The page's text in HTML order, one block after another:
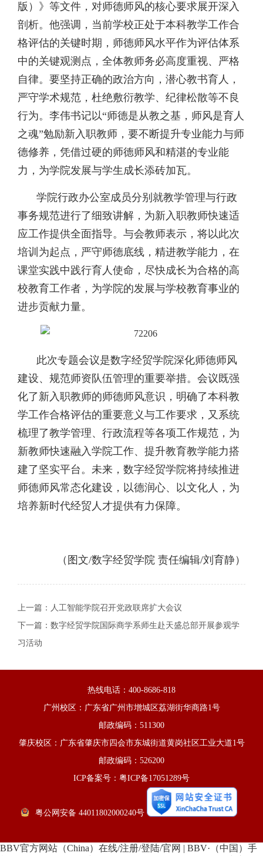
版）》等文件，对师德师风的核心要求展开深入
剖析。他强调，当前学校正处于本科教学工作合
格评估的关键时期，师德师风水平作为评估体系
中的关键观测点，全体教师务必高度重视、严格
自律。要坚持正确的政治方向，潜心教书育人，
严守学术规范，杜绝敷衍教学、纪律松散等不良
行为。李伟书记以“师德是从教之基，师风是育人
之魂”勉励新入职教师，要不断提升专业能力与师
德修养，凭借过硬的师德师风和精湛的专业能
力，为学院发展与学生成长添砖加瓦。
学院行政办公室成员分别就教学管理与行政
事务规范进行了细致讲解，为新入职教师快速适
应工作提供全面指导。与会教师表示，将以此次
培训为起点，严守师德底线，精进教学能力，在
课堂实践中践行育人使命，尽快成长为合格的高
校教育工作者，为学院的发展与学校教育事业的
进步贡献力量。
此次专题会议是数字经贸学院深化师德师风
建设、规范师资队伍管理的重要举措。会议既强
化了新入职教师的师德师风意识，明确了本科教
学工作合格评估的重要意义与工作要求，又系统
梳理了教学管理、行政流程等各项工作规范，为
新教师快速融入学院工作、提升教育教学能力搭
建了坚实平台。未来，数字经贸学院将持续推进
师德师风常态化建设，以德润心、以文化人，为
培养新时代经贸人才提供有力保障。
（图文/数字经贸学院 责任编辑/刘育静）
上一篇： 人工智能学院召开党政联席扩大会议
下一篇： 数字经贸学院国际商学系师生赴天盛总部开展参观学
习活动
热线电话：400-8686-818
广州校区：广东省广州市增城区荔湖街华商路1号
邮政编码：511300
肇庆校区：广东省肇庆市四会市东城街道黄岗社区工业大道1号
邮政编码：526200
ICP备案号：粤ICP备17051289号
粤公网安备 44011802000240号
BBV官方网站（China）在线/注册/登陆/官网 | BBV·（中国）手